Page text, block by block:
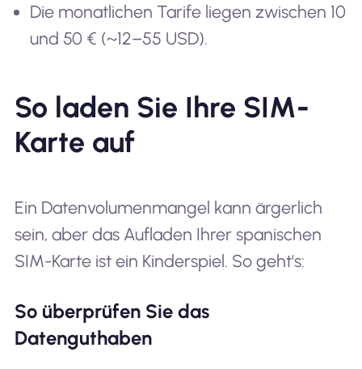
Die monatlichen Tarife liegen zwischen 10
und 50 € (~12–55 USD).
So laden Sie Ihre SIM-
Karte auf
Ein Datenvolumenmangel kann ärgerlich
sein, aber das Aufladen Ihrer spanischen
SIM-Karte ist ein Kinderspiel. So geht's:
So überprüfen Sie das
Datenguthaben